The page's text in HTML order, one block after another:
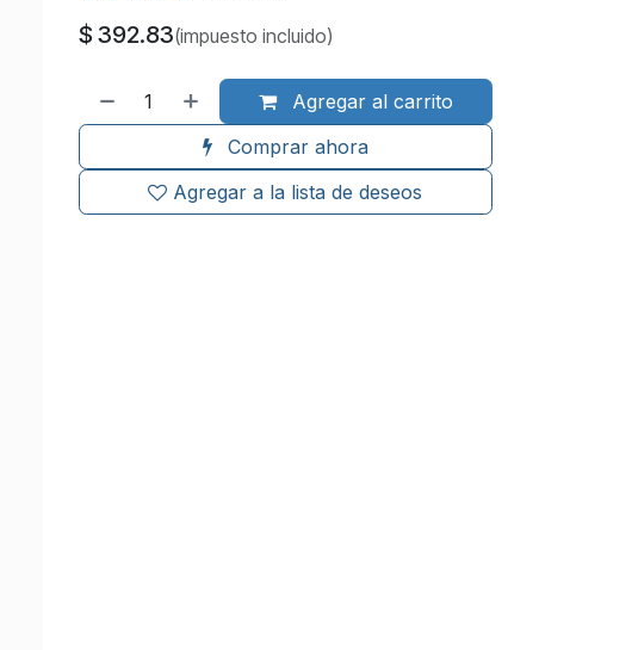
$ 392.83(impuesto incluido)
Agregar al carrito
Comprar ahora
Agregar a la lista de deseos